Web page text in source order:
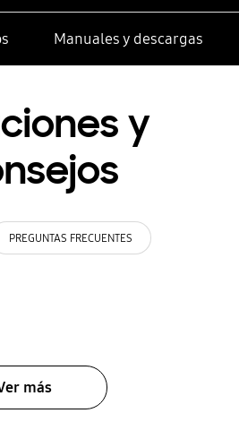
Manuales y descargas
y
PREGUNTAS FRECUENTES
más